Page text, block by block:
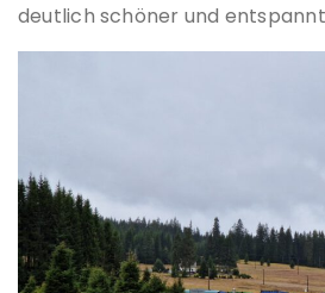
deutlich schöner und